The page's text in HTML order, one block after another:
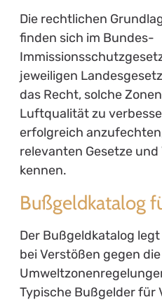
Die rechtlichen
finden sich im Bundes-
jeweiligen
das Recht, solche
Luftqualität zu
erfolgreich
relevanten Gesetze
kennen.
Bußgeldkatalog
Der Bußgeldkatalog
bei Verstößen gegen die
Typische Bußgelder für